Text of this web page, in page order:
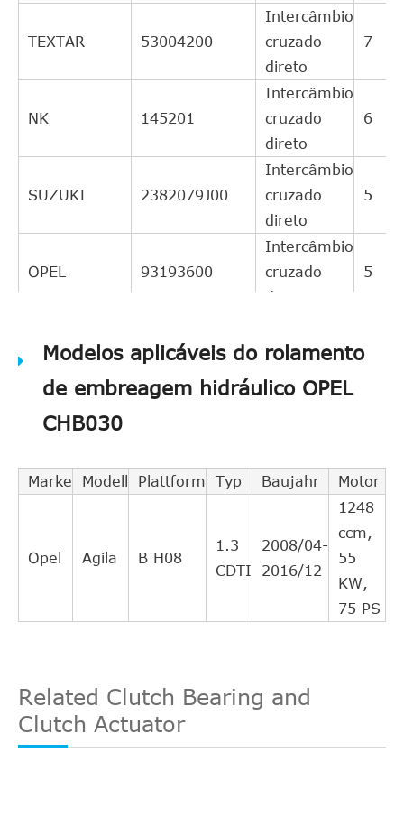
TEXTAR 53004200
Intercâmbio
cruzado
direto
7
NK 145201
Intercâmbio
cruzado
direto
6
SUZUKI 2382079J00
Intercâmbio
cruzado
direto
5
OPEL 93193600
Intercâmbio
cruzado
direto
5
SACHS 3182600174
cruzado
5
FIAT
Intercâmbio
Intercâmbio
4
Intercâmbio
cruzado
SUZUKI 2382079J00000
Intercâmbio
Modelos aplicáveis do rolamento
de embreagem hidráulico OPEL
CHB030
Marke Modell Plattform Typ Baujahr Motor
Opel Agila B H08
1.3
CDTI
2008/04-
2016/12
1248
ccm,
55
KW,
75 PS
Related Clutch Bearing and
Clutch Actuator